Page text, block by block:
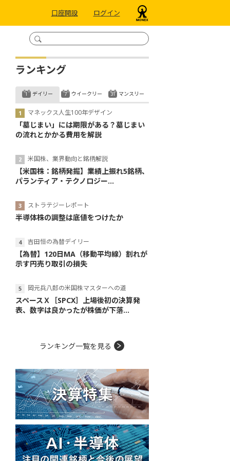
口座開設 ログイン
ランキング
デイリー
マネックス人生100年デザイン
「墓じまい」には期限がある？墓じまい
の流れとかかる費用を解説
米国株、業界動向と銘柄解説
【米国株：銘柄発掘】業績上振れ5銘柄、
パランティア・テクノロジー...
ストラテジーレポート
半導体株の調整は底値をつけたか
吉田恒の為替デイリー
【為替】120日MA（移動平均線）割れが
示す円売り取引の損失
岡元兵八郎の米国株マスターへの道
スペースＸ［SPCX］上場後初の決算発
表、数字は良かったが株価が下落...
ウイークリー マンスリー
ランキング一覧を見る